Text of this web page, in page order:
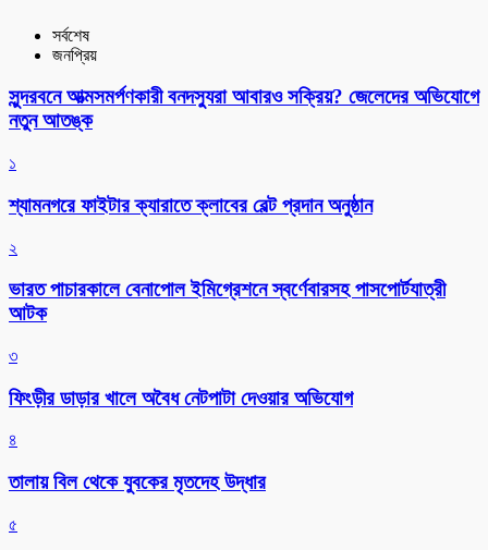
সর্বশেষ
জনপ্রিয়
সুন্দরবনে আত্মসমর্পণকারী বনদস্যুরা আবারও সক্রিয়? জেলেদের অভিযোগে
নতুন আতঙ্ক
১
শ্যামনগরে ফাইটার ক্যারাতে ক্লাবের বেল্ট প্রদান অনুষ্ঠান
২
ভারত পাচারকালে বেনাপোল ইমিগ্রেশনে স্বর্ণেবারসহ পাসপোর্টযাত্রী
আটক
৩
ফিংড়ীর ডাড়ার খালে অবৈধ নেটপাটা দেওয়ার অভিযোগ
৪
তালায় বিল থেকে যুবকের মৃতদেহ উদ্ধার
৫